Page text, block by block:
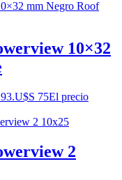
10×32
U$S 75El precio
2